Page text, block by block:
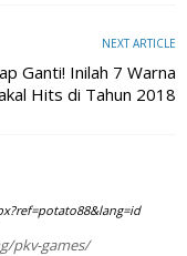
NEXT ARTICLE
Ganti! Inilah 7 Warna
Hits di Tahun 2018
pkv-games/